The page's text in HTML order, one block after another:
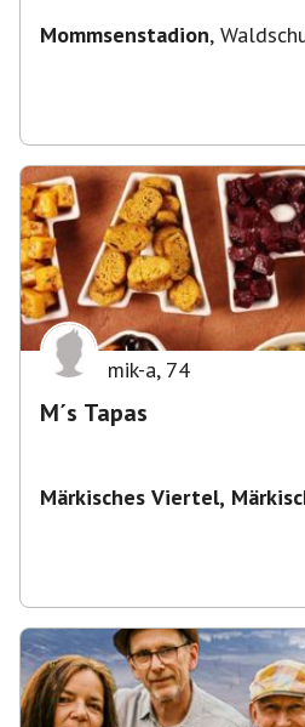
Mommsenstadion,
mik-a, 74
M´s Tapas
Märkisches Viertel,